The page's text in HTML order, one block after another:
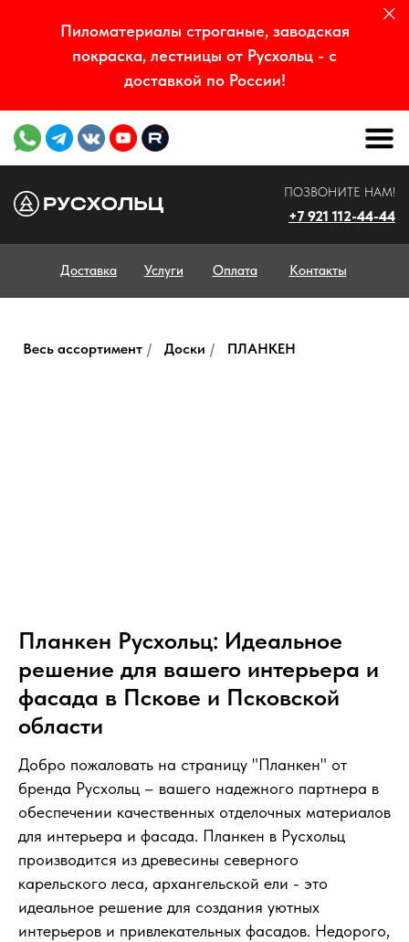
Пиломатериалы строганые, заводская
покраска, лестницы от Русхольц - с
доставкой по России!
ПОЗВОНИТЕ НАМ!
+7 921 112-44-44
Доставка Услуги Оплата Контакты
Весь ассортимент / Доски / ПЛАНКЕН
Планкен Русхольц: Идеальное
решение для вашего интерьера и
фасада в Пскове и Псковской
области
Добро пожаловать на страницу "Планкен" от
бренда Русхольц – вашего надежного партнера в
обеспечении качественных отделочных материалов
для интерьера и фасада. Планкен в Русхольц
производится из древесины северного
карельского леса, архангельской ели - это
идеальное решение для создания уютных
интерьеров и привлекательных фасадов. Недорого,